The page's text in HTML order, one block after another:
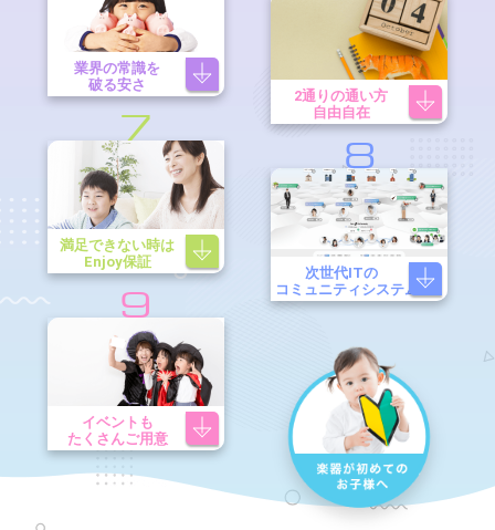
業界の常識を
破る安さ
2通りの通い方
自由自在
7
満足できない時は
Enjoy保証
8
次世代ITの
コミュニティシステム
9
イベントも
たくさんご用意